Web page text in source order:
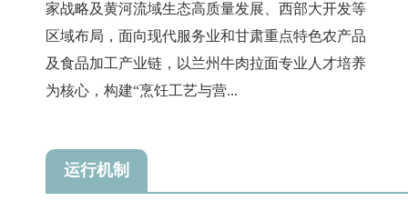
家战略及黄河流域生态高质量发展、西部大开发等
区域布局，面向现代服务业和甘肃重点特色农产品
及食品加工产业链，以兰州牛肉拉面专业人才培养
为核心，构建“烹饪工艺与营...
运行机制